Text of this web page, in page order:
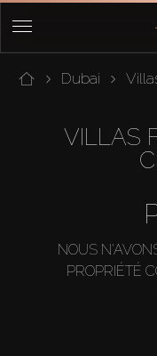
Dubai
VILLAS
NOUS
PROPRIÉTÉ